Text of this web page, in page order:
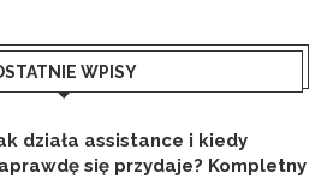
WPISY
działa assistance i kiedy
się przydaje? Kompletny